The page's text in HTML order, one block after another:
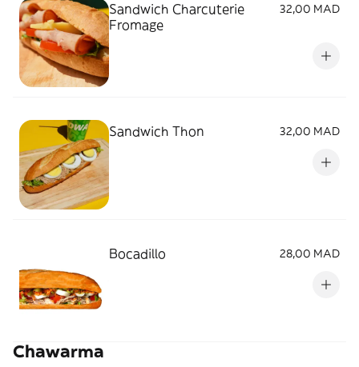
Sandwich Charcuterie
Fromage
32,00 MAD
Sandwich Thon 32,00 MAD
Bocadillo 28,00 MAD
Chawarma